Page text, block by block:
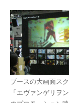
ブースの大画面ス
「エヴァンゲリヲ